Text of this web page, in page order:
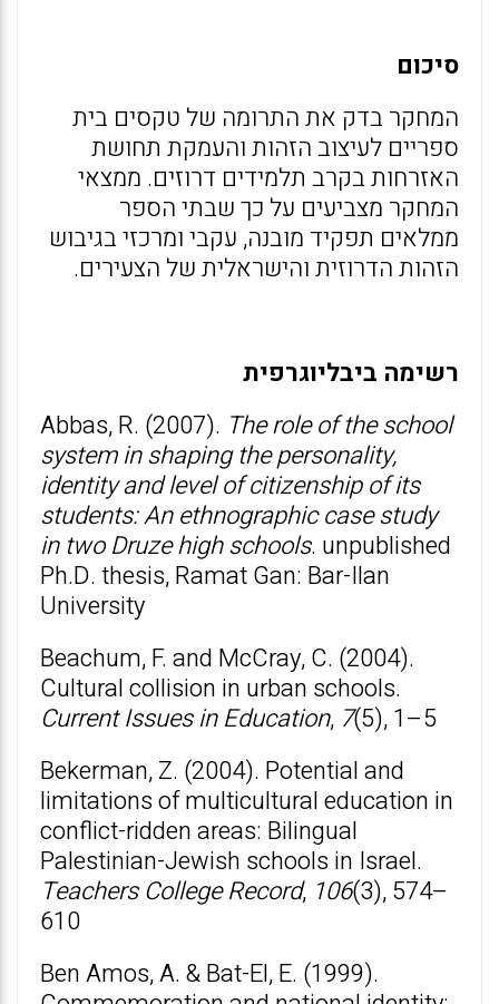
סיכום
המחקר בדק את התרומה של טקסים בית
ספריים לעיצוב הזהות והעמקת תחושת
האזרחות בקרב תלמידים דרוזים. ממצאי
המחקר מצביעים על כך שבתי הספר
ממלאים תפקיד מובנה, עקבי ומרכזי בגיבוש
הזהות הדרוזית והישראלית של הצעירים.
רשימה ביבליוגרפית
Abbas, R. (2007). The role of the school
system in shaping the personality,
identity and level of citizenship of its
students: An ethnographic case study
in two Druze high schools. unpublished
Ph.D. thesis, Ramat Gan: Bar-Ilan
University
Beachum, F. and McCray, C. (2004).
Cultural collision in urban schools.
Current Issues in Education, 7(5), 1–5
Bekerman, Z. (2004). Potential and
limitations of multicultural education in
conflict-ridden areas: Bilingual
Palestinian-Jewish schools in Israel.
Teachers College Record, 106(3), 574–
610
Ben Amos, A. & Bat-El, E. (1999).